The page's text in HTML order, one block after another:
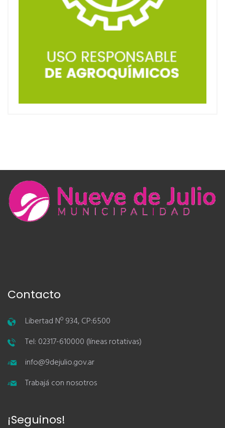
Contacto
Libertad Nº 934, CP:6500
Tel: 02317-610000 (líneas rotativas)
info@9dejulio.gov.ar
Trabajá con nosotros
¡Seguinos!